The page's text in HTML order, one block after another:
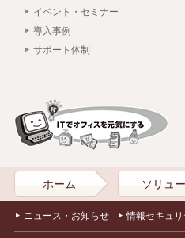
イベント・セミナー
導入事例
サポート体制
ホーム ソリュ
ニュース・お知らせ 情報セキュ